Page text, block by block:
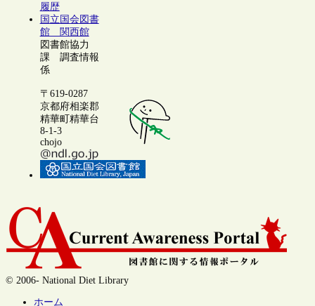
履歴
国立国会図書
館 関西館
図書館協力
課 調査情報
係
〒619-0287
京都府相楽郡
精華町精華台
8-1-3
chojo
© 2006- National Diet Library
ホーム